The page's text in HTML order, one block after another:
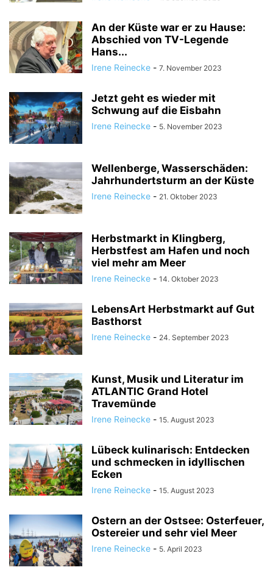
An der Küste war er zu Hause:
Abschied von TV-Legende
Hans...
Irene Reinecke - 7. November 2023
Jetzt geht es wieder mit
Schwung auf die Eisbahn
Irene Reinecke - 5. November 2023
Wellenberge, Wasserschäden:
Jahrhundertsturm an der Küste
Irene Reinecke - 21. Oktober 2023
Herbstmarkt in Klingberg,
Herbstfest am Hafen und noch
viel mehr am Meer
Irene Reinecke - 14. Oktober 2023
LebensArt Herbstmarkt auf Gut
Basthorst
Irene Reinecke - 24. September 2023
Kunst, Musik und Literatur im
ATLANTIC Grand Hotel
Travemünde
Irene Reinecke - 15. August 2023
Lübeck kulinarisch: Entdecken
und schmecken in idyllischen
Ecken
Irene Reinecke - 15. August 2023
Ostern an der Ostsee: Osterfeuer,
Ostereier und sehr viel Meer
Irene Reinecke - 5. April 2023